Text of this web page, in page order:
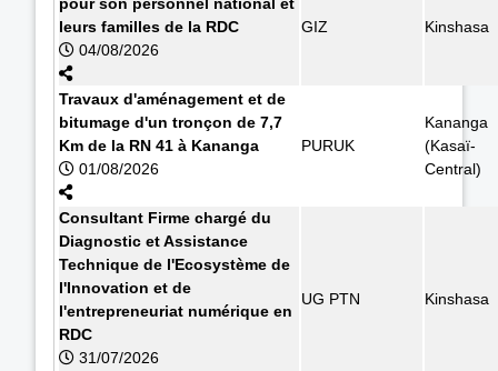
leurs familles de la RDC
04/08/2026
GIZ Kinshasa
Travaux d'aménagement et de
bitumage d'un tronçon de 7,7
Km de la RN 41 à Kananga
01/08/2026
PURUK
Kananga
(Kasaï-
Central)
Consultant Firme chargé du
Diagnostic et Assistance
Technique de l'Ecosystème de
l'Innovation et de
l'entrepreneuriat numérique en
RDC
31/07/2026
UG PTN Kinshasa